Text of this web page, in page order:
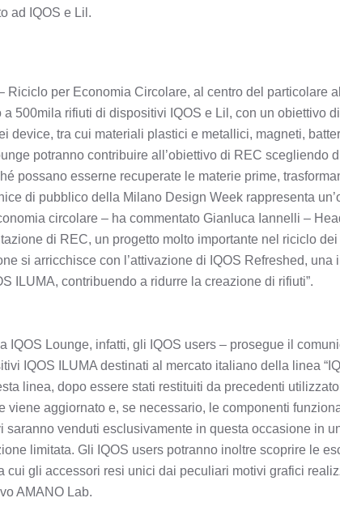
ad IQOS e Lil.
Riciclo per Economia Circolare, al centro del particolare
a 500mila rifiuti di dispositivi IQOS e Lil, con un obiettivo
device, tra cui materiali plastici e metallici, magneti,
potranno contribuire all’obiettivo di REC scegliendo
possano esserne recuperate le materie prime,
di pubblico della Milano Design Week rappresenta
circolare – ha commentato Gianluca Iannelli –
di REC, un progetto molto importante nel riciclo
si arricchisce con l’attivazione di IQOS Refreshed,
ILUMA, contribuendo a ridurre la creazione di rifiuti”.
IQOS Lounge, infatti, gli IQOS users – prosegue il
IQOS ILUMA destinati al mercato italiano della linea
linea, dopo essere stati restituiti da precedenti
viene aggiornato e, se necessario, le componenti
saranno venduti esclusivamente in questa occasione in
limitata. Gli IQOS users potranno inoltre scoprire le
cui gli accessori resi unici dai peculiari motivi grafici
AMANO Lab.